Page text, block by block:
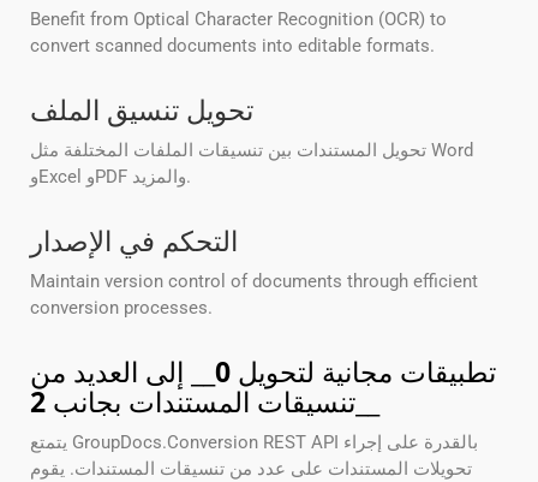
Benefit from Optical Character Recognition (OCR) to
convert scanned documents into editable formats.
تحويل تنسيق الملف
تحويل المستندات بين تنسيقات الملفات المختلفة مثل Word
وExcel وPDF والمزيد.
التحكم في الإصدار
Maintain version control of documents through efficient
conversion processes.
تطبيقات مجانية لتحويل 0 __ إلى العديد من
تنسيقات المستندات بجانب 2
يتمتع GroupDocs.Conversion REST API بالقدرة على إجراء
تحويلات المستندات على عدد من تنسيقات المستندات. يقوم